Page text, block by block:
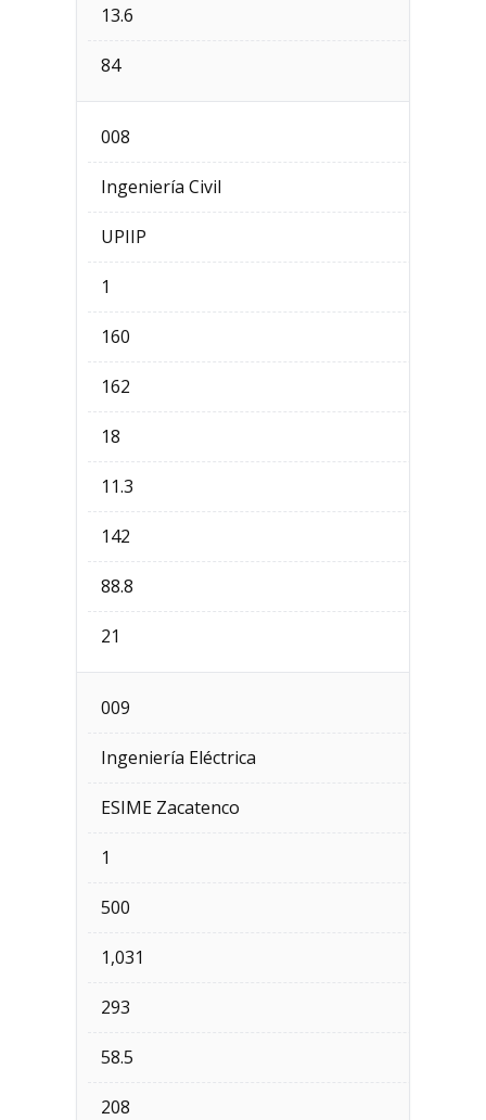
13.6
84
008
Ingeniería Civil
UPIIP
1
160
162
18
11.3
142
88.8
21
009
Ingeniería Eléctrica
ESIME Zacatenco
1
500
1,031
293
58.5
208